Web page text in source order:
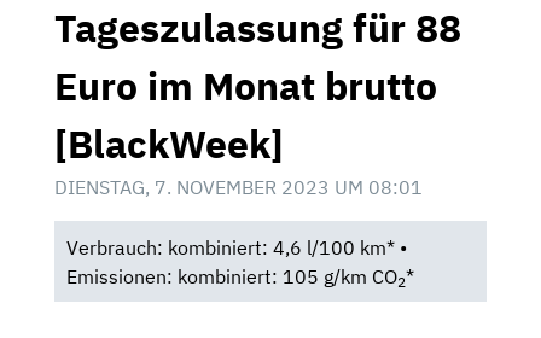
Tageszulassung für 88
Euro im Monat brutto
[BlackWeek]
DIENSTAG, 7. NOVEMBER 2023 UM 08:01
Verbrauch: kombiniert: 4,6 l/100 km* •
Emissionen: kombiniert: 105 g/km CO2*